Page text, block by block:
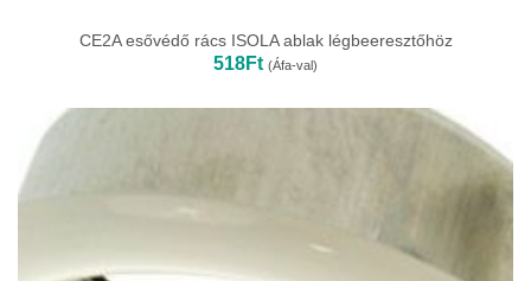
CE2A esővédő rács ISOLA ablak légbeeresztőhöz
518Ft (Áfa-val)